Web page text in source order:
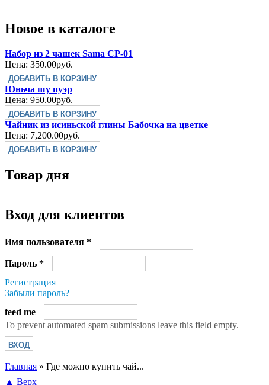
Новое в каталоге
Набор из 2 чашек Sama CP-01
Цена: 350.00руб.
Юньча шу пуэр
Цена: 950.00руб.
Чайник из исиньской глины Бабочка на цветке
Цена: 7,200.00руб.
Товар дня
Вход для клиентов
Имя пользователя *
Пароль *
Регистрация
Забыли пароль?
feed me
To prevent automated spam submissions leave this field empty.
Вы здесь
Главная » Где можно купить чай...
▲ Верх